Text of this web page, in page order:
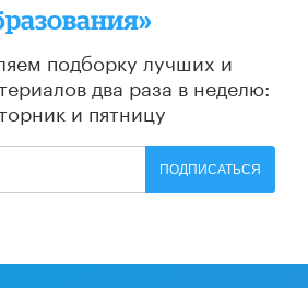
подборку лучших и
два раза в неделю:
и пятницу
ПОДПИСАТЬСЯ